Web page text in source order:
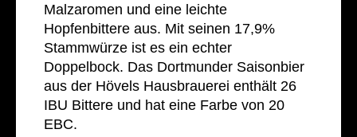
Malzaromen und eine leichte
Hopfenbittere aus. Mit seinen 17,9%
Stammwürze ist es ein echter
Doppelbock. Das Dortmunder Saisonbier
aus der Hövels Hausbrauerei enthält 26
IBU Bittere und hat eine Farbe von 20
EBC.